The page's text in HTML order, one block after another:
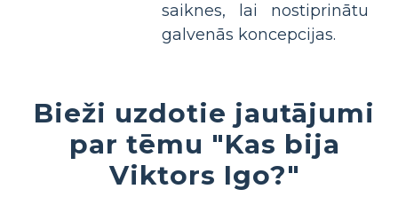
saiknes, lai nostiprinātu
galvenās koncepcijas.
Bieži uzdotie jautājumi
par tēmu "Kas bija
Viktors Igo?"